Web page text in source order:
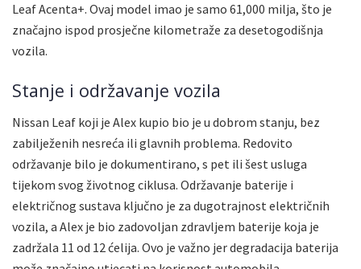
Leaf Acenta+. Ovaj model imao je samo 61,000 milja, što je
značajno ispod prosječne kilometraže za desetogodišnja
vozila.
Stanje i održavanje vozila
Nissan Leaf koji je Alex kupio bio je u dobrom stanju, bez
zabilježenih nesreća ili glavnih problema. Redovito
održavanje bilo je dokumentirano, s pet ili šest usluga
tijekom svog životnog ciklusa. Održavanje baterije i
električnog sustava ključno je za dugotrajnost električnih
vozila, a Alex je bio zadovoljan zdravljem baterije koja je
zadržala 11 od 12 ćelija. Ovo je važno jer degradacija baterija